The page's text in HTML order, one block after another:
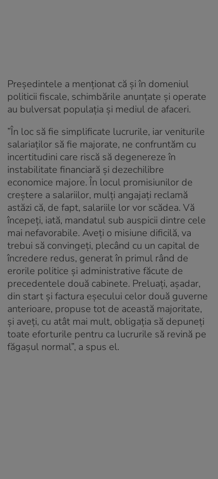
Președintele a menționat că și în domeniul
politicii fiscale, schimbările anunțate și operate
au bulversat populația și mediul de afaceri.
”În loc să fie simplificate lucrurile, iar veniturile
salariaților să fie majorate, ne confruntăm cu
incertitudini care riscă să degenereze în
instabilitate financiară și dezechilibre
economice majore. În locul promisiunilor de
creștere a salariilor, mulți angajați reclamă
astăzi că, de fapt, salariile lor vor scădea. Vă
începeți, iată, mandatul sub auspicii dintre cele
mai nefavorabile. Aveți o misiune dificilă, va
trebui să convingeți, plecând cu un capital de
încredere redus, generat în primul rând de
erorile politice și administrative făcute de
precedentele două cabinete. Preluați, așadar,
din start și factura eșecului celor două guverne
anterioare, propuse tot de această majoritate,
și aveți, cu atât mai mult, obligația să depuneți
toate eforturile pentru ca lucrurile să revină pe
făgașul normal”, a spus el.